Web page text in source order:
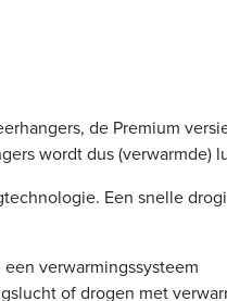
de Premium
wordt dus (verwarmde)
Een snelle
verwarmingssysteem
of drogen met